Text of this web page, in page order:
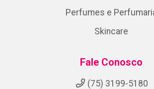
Perfumes e
Skincare
Fale Conosco
(75) 3199-5180